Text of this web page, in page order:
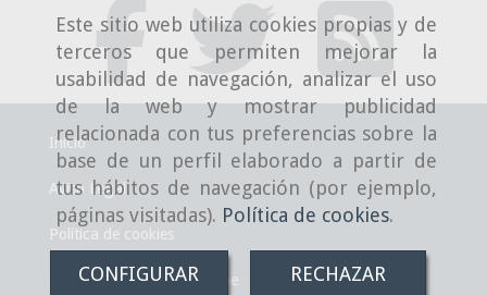
Este sitio web utiliza cookies propias y de
terceros que permiten mejorar la
usabilidad de navegación, analizar el uso
de la web y mostrar publicidad
relacionada con tus preferencias sobre la
base de un perfil elaborado a partir de
tus hábitos de navegación (por ejemplo,
páginas visitadas). Política de cookies.
CONFIGURAR RECHAZAR
Inicio
Aviso Legal
Política de cookies
Condiciones de venta online